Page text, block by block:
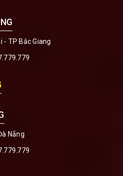
- TP Bắc Giang
Nẵng